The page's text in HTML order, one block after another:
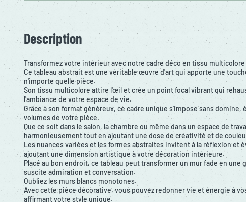
Description
Transformez votre intérieur avec notre cadre déco en tissu multicolore
Ce tableau abstrait est une véritable œuvre d'art qui apporte une
n'importe quelle pièce.
Son tissu multicolore attire l'œil et crée un point focal vibrant qui
l'ambiance de votre espace de vie.
Grâce à son format généreux, ce cadre unique s'impose sans
volumes de votre pièce.
Que ce soit dans le salon, la chambre ou même dans un espace de
harmonieusement tout en ajoutant une dose de créativité et de
Les nuances variées et les formes abstraites invitent à la réflexion et
ajoutant une dimension artistique à votre décoration intérieure.
Placé au bon endroit, ce tableau peut transformer un mur fade en une
suscite admiration et conversation.
Oubliez les murs blancs monotones.
Avec cette pièce décorative, vous pouvez redonner vie et énergie à
affirmant votre style unique.